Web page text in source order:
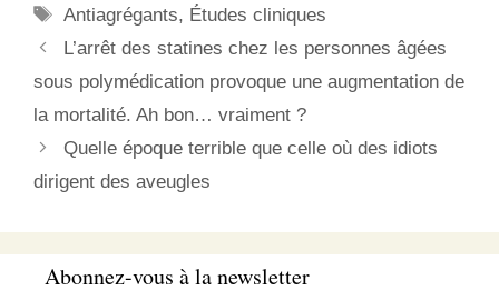
Ticagrélor (Brilique) par
rapport au Clopigogrel
quoi…
Étiquettes
Antiagrégants, Études cliniques
L’arrêt des statines chez les personnes âgées
sous polymédication provoque une augmentation de
la mortalité. Ah bon… vraiment ?
Quelle époque terrible que celle où des idiots
dirigent des aveugles
Abonnez-vous à la newsletter